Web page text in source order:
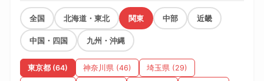
全国 北海道・東北 関東 中部 近畿
中国・四国 九州・沖縄
東京都 (64) 神奈川県 (46) 埼玉県 (29)